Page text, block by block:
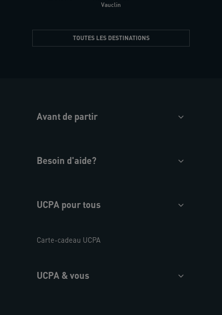
Vauclin
TOUTES LES DESTINATIONS
Avant de partir
Besoin d'aide?
UCPA pour tous
Carte-cadeau UCPA
UCPA & vous